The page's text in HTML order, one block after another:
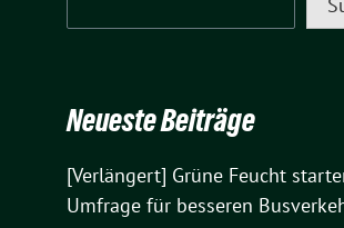
Neueste Beiträge
[Verlängert] Grüne Feucht
Umfrage für besseren